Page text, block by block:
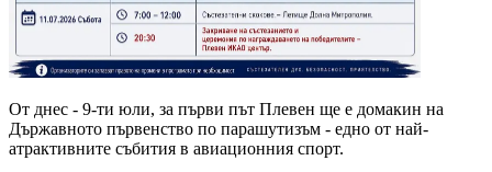
От днес - 9-ти юли, за първи път Плевен ще е домакин на
Държавното първенство по парашутизъм - едно от най-
атрактивните събития в авиационния спорт.